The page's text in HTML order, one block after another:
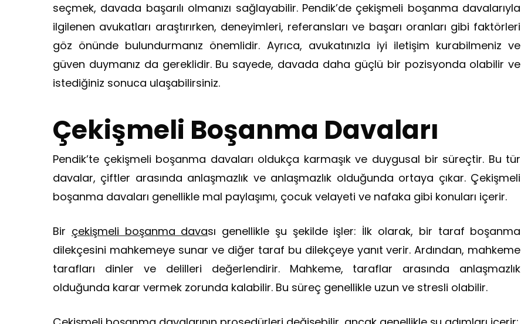
seçmek, davada başarılı olmanızı sağlayabilir. Pendik’de çekişmeli boşanma davalarıyla
ilgilenen avukatları araştırırken, deneyimleri, referansları ve başarı oranları gibi faktörleri
göz önünde bulundurmanız önemlidir. Ayrıca, avukatınızla iyi iletişim kurabilmeniz ve
güven duymanız da gereklidir. Bu sayede, davada daha güçlü bir pozisyonda olabilir ve
istediğiniz sonuca ulaşabilirsiniz.
Çekişmeli Boşanma Davaları
Pendik’te çekişmeli boşanma davaları oldukça karmaşık ve duygusal bir süreçtir. Bu tür
davalar, çiftler arasında anlaşmazlık ve anlaşmazlık olduğunda ortaya çıkar. Çekişmeli
boşanma davaları genellikle mal paylaşımı, çocuk velayeti ve nafaka gibi konuları içerir.
Bir çekişmeli boşanma davası genellikle şu şekilde işler: İlk olarak, bir taraf boşanma
dilekçesini mahkemeye sunar ve diğer taraf bu dilekçeye yanıt verir. Ardından, mahkeme
tarafları dinler ve delilleri değerlendirir. Mahkeme, taraflar arasında anlaşmazlık
olduğunda karar vermek zorunda kalabilir. Bu süreç genellikle uzun ve stresli olabilir.